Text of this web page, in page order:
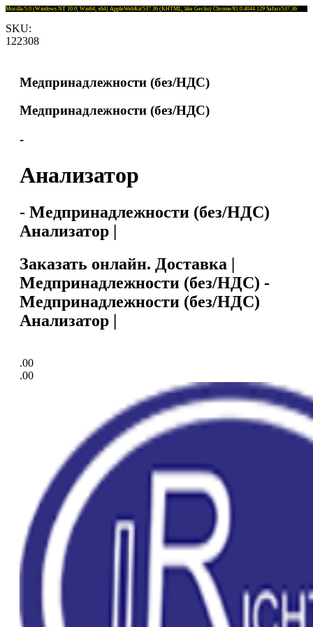
Mozilla/5.0 (Windows NT 10.0; Win64; x64) AppleWebKit/537.36 (KHTML, like Gecko) Chrome/81.0.4044.129 Safari/537.36
SKU:
122308
Медпринадлежности (без/НДС)
Медпринадлежности (без/НДС)
-
Анализатор
- Медпринадлежности (без/НДС)
Анализатор |
Заказать онлайн. Доставка |
Медпринадлежности (без/НДС) -
Медпринадлежности (без/НДС)
Анализатор |
.00
.00